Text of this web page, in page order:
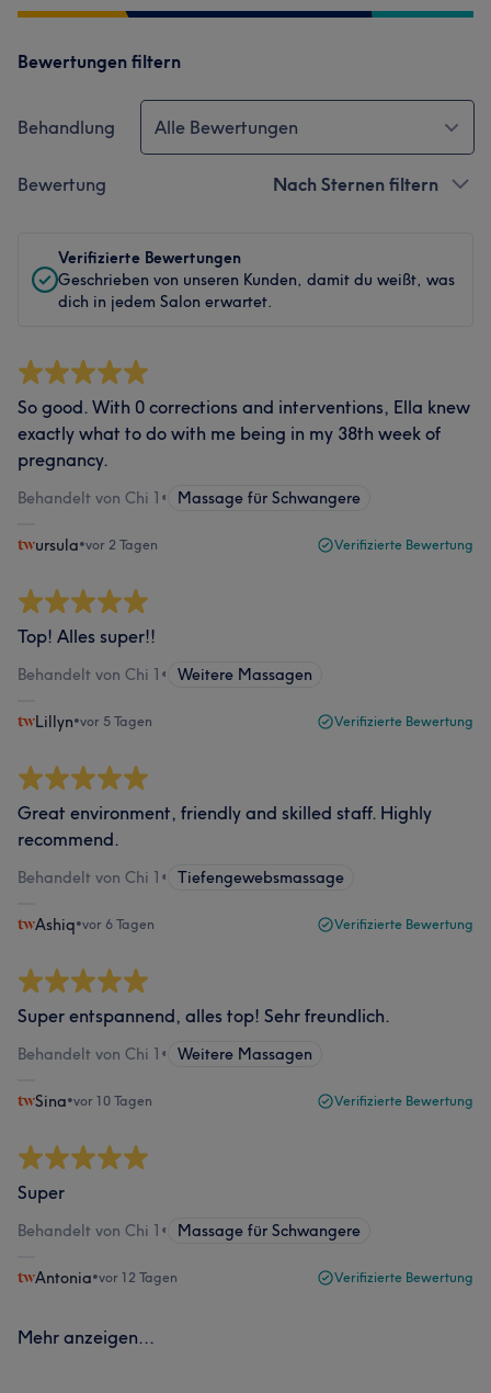
Bewertungen filtern
Behandlung Alle Bewertungen
Bewertung Nach Sternen filtern
Verifizierte Bewertungen
Geschrieben von unseren Kunden, damit du weißt, was
dich in jedem Salon erwartet.
So good. With 0 corrections and interventions, Ella knew
exactly what to do with me being in my 38th week of
pregnancy.
Behandelt von Chi 1 • Massage für Schwangere
ursula•vor 2 Tagen Verifizierte Bewertung
Top! Alles super!!
Behandelt von Chi 1 • Weitere Massagen
Lillyn•vor 5 Tagen Verifizierte Bewertung
Great environment, friendly and skilled staff. Highly
recommend.
Behandelt von Chi 1 • Tiefengewebsmassage
Ashiq•vor 6 Tagen Verifizierte Bewertung
Super entspannend, alles top! Sehr freundlich.
Behandelt von Chi 1 • Weitere Massagen
Sina•vor 10 Tagen Verifizierte Bewertung
Super
Behandelt von Chi 1 • Massage für Schwangere
Antonia•vor 12 Tagen Verifizierte Bewertung
Mehr anzeigen...